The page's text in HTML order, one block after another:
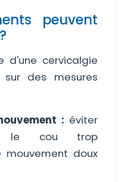
peuvent
d'une cervicalgie
des mesures
: éviter
le cou trop
doux